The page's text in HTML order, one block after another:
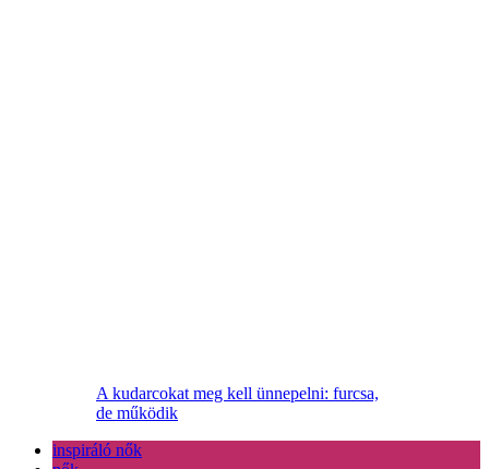
A kudarcokat meg kell ünnepelni: furcsa,
de működik
inspiráló nők